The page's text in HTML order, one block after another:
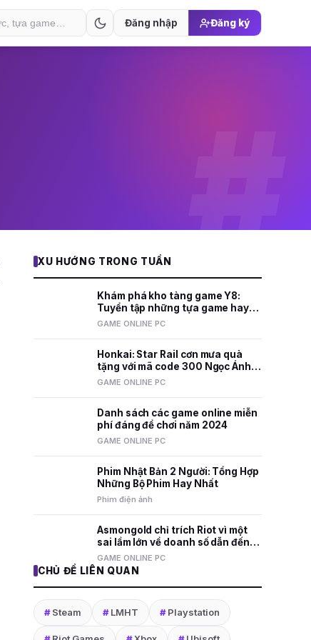
Đăng nhập Đăng ký
#
XU HƯỚNG TRONG TUẦN
Khám phá kho tàng game Y8:
Tuyển tập những tựa game hay
nhất mọi thời đại
GAME ONLINE PC
Honkai: Star Rail cơn mưa quà
tặng với mã code 300 Ngọc Ánh
Sao và nhiều phần thưởng hấp
GAME ONLINE PC
Danh sách các game online miễn
phí đáng để chơi năm 2024
GAME ONLINE PC
Phim Nhật Bản 2 Người: Tổng Hợp
Những Bộ Phim Hay Nhất
Phim điện ảnh
Asmongold chỉ trích Riot vì một
sai lầm lớn về doanh số dẫn đến
việc sa thải nhân viên
GAME ONLINE PC
CHỦ ĐỀ LIÊN QUAN
#Steam #LMHT #Playstation